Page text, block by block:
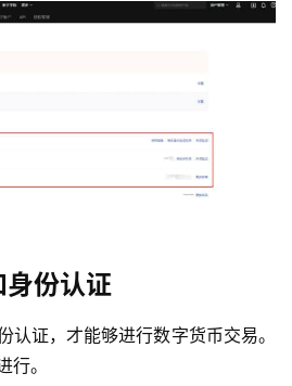
份认证
认证，才能够进行数字货币交易。
。